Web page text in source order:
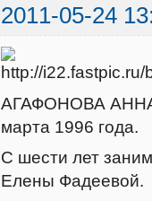
2011-05-24
АГАФОНОВА АННА
марта 1996 года.
С шести лет
Елены Фадеевой.